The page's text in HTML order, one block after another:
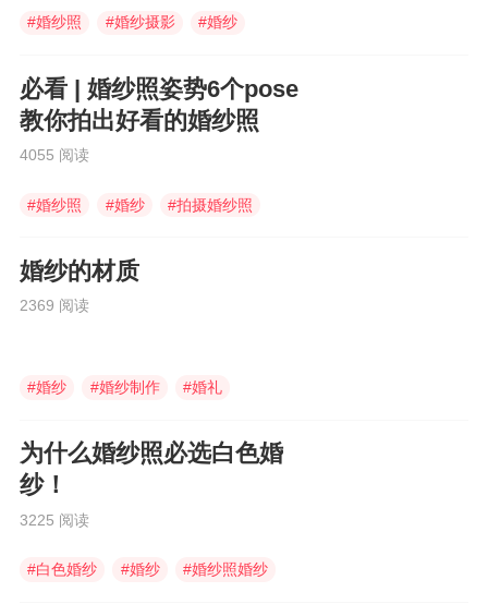
便，太长太蓬的裙，会令人显得很矮及累赘，所
以于婚礼当日，宜挑选稍微离地的小篷裙，又或
充满信心的，更可以试试迷你裙或及膝裙等等，
如果是性格洒脱爽朗的，穿白色裤套更能突显个
人风格，与众不同。 有一点必须注意的，鱼
尾裙是最不方便，以及最难穿得好看的，如非新
一项要注意的就是款式，许多款式挂在衣架上很
身可以改，款式与新娘的体形和气质不相配，就
会显得特别难看。 例如，年青而娇小玲珑
感打扮；精明能干型不可过分堆砌装饰；爽朗活
但不能烘托出本身的优点及气质，更会令穿的人
和看的人，同感不自然。 三、婚纱选择的其
穿着过分低胸的婚纱，这是对神职人员不敬的表
臂的新娘跪在圣像之前，未免太不尊重教会，令
#婚纱照 #婚纱摄影 #婚纱
必看 | 婚纱照姿势6个pose
教你拍出好看的婚纱照
4055 阅读
#婚纱照 #婚纱 #拍摄婚纱照
婚纱的材质
2369 阅读
#婚纱 #婚纱制作 #婚礼
为什么婚纱照必选白色婚
纱！
3225 阅读
#白色婚纱 #婚纱 #婚纱照婚纱